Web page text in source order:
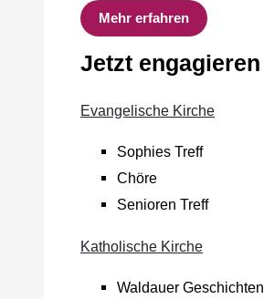
Mehr erfahren
Jetzt engagieren
Evangelische Kirche
Sophies Treff
Chöre
Senioren Treff
Katholische Kirche
Waldauer Geschichten